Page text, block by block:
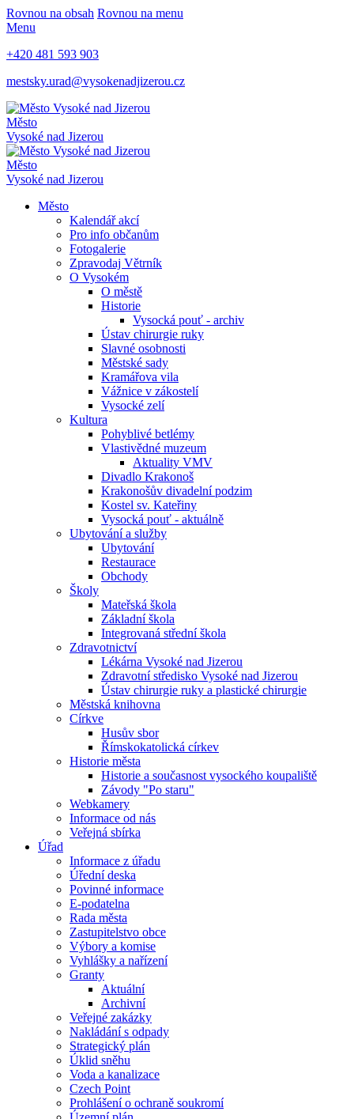
Rovnou na obsah Rovnou na menu
Menu
+420 481 593 903
mestsky.urad@vysokenadjizerou.cz
Město
Vysoké nad Jizerou
Město
Vysoké nad Jizerou
Město
Kalendář akcí
Pro info občanům
Fotogalerie
Zpravodaj Větrník
O Vysokém
O městě
Historie
Vysocká pouť - archiv
Ústav chirurgie ruky
Slavné osobnosti
Městské sady
Kramářova vila
Vážnice v zákostelí
Vysocké zelí
Kultura
Pohyblivé betlémy
Vlastivědné muzeum
Aktuality VMV
Divadlo Krakonoš
Krakonošův divadelní podzim
Kostel sv. Kateřiny
Vysocká pouť - aktuálně
Ubytování a služby
Ubytování
Restaurace
Obchody
Školy
Mateřská škola
Základní škola
Integrovaná střední škola
Zdravotnictví
Lékárna Vysoké nad Jizerou
Zdravotní středisko Vysoké nad Jizerou
Ústav chirurgie ruky a plastické chirurgie
Městská knihovna
Církve
Husův sbor
Římskokatolická církev
Historie města
Historie a současnost vysockého koupaliště
Závody "Po staru"
Webkamery
Informace od nás
Veřejná sbírka
Úřad
Informace z úřadu
Úřední deska
Povinné informace
E-podatelna
Rada města
Zastupitelstvo obce
Výbory a komise
Vyhlášky a nařízení
Granty
Aktuální
Archivní
Veřejné zakázky
Nakládání s odpady
Strategický plán
Úklid sněhu
Voda a kanalizace
Czech Point
Prohlášení o ochraně soukromí